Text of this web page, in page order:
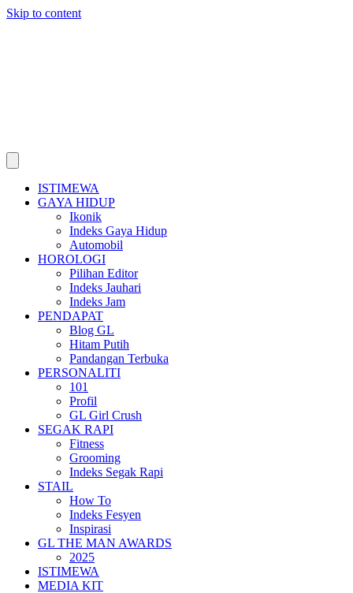
Skip to content
ISTIMEWA
GAYA HIDUP
Ikonik
Indeks Gaya Hidup
Automobil
HOROLOGI
Pilihan Editor
Indeks Jauhari
Indeks Jam
PENDAPAT
Blog GL
Hitam Putih
Pandangan Terbuka
PERSONALITI
101
Profil
GL Girl Crush
SEGAK RAPI
Fitness
Grooming
Indeks Segak Rapi
STAIL
How To
Indeks Fesyen
Inspirasi
GL THE MAN AWARDS
2025
ISTIMEWA
MEDIA KIT